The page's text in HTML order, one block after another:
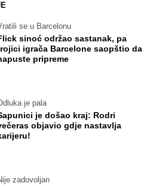
se u Barcelonu
sinoć održao sastanak, pa
igrača Barcelone saopštio da
pripreme
je pala
je došao kraj: Rodri
objavio gdje nastavlja
zadovoljan